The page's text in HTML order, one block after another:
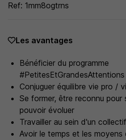
Ref: 1mm8ogtrns
Les avantages
Bénéficier du programme
#PetitesEtGrandesAttentions
Conjuguer équilibre vie pro /
Se former, être reconnu
pouvoir évoluer
Travailler au sein d'un
Avoir le temps et les moyens